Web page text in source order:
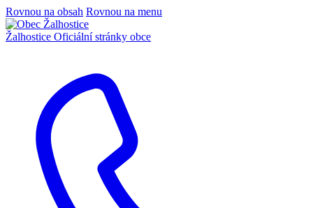
Rovnou na obsah Rovnou na menu
Žalhostice Oficiální stránky obce